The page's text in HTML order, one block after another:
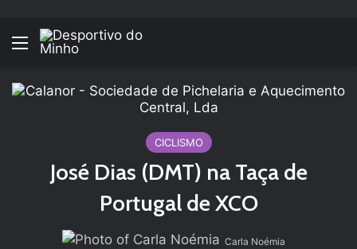
Menu
CICLISMO
José Dias (DMT) na Taça de
Portugal de XCO
Carla Noémia